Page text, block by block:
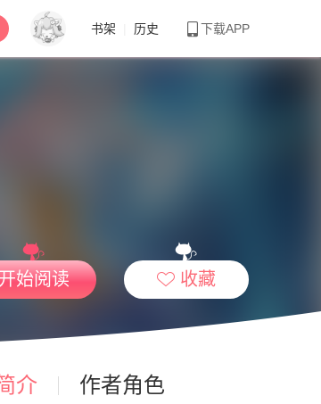
书架 历史 下载APP
始阅读 收藏
介 作者角色